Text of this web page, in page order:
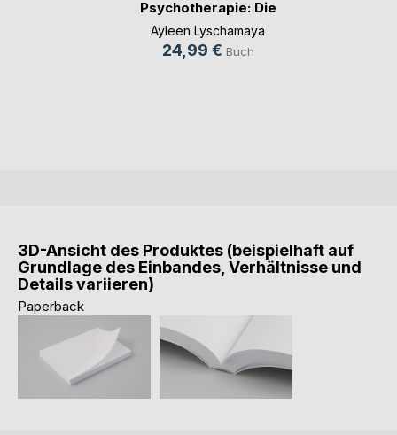
Psychotherapie: Die
in(...)
Ayleen Lyschamaya
24,99 € Buch
3D-Ansicht des Produktes (beispielhaft auf
Grundlage des Einbandes, Verhältnisse und
Details variieren)
Paperback